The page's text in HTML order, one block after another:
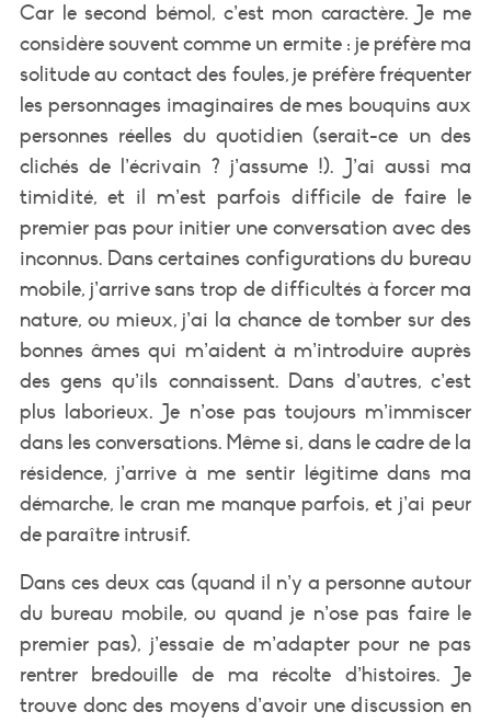
Car le second bémol, c’est mon caractère. Je me
considère souvent comme un ermite : je préfère ma
solitude au contact des foules, je préfère fréquenter
les personnages imaginaires de mes bouquins aux
personnes réelles du quotidien (serait-ce un des
clichés de l’écrivain ? j’assume !). J’ai aussi ma
timidité, et il m’est parfois difficile de faire le
premier pas pour initier une conversation avec des
inconnus. Dans certaines configurations du bureau
mobile, j’arrive sans trop de difficultés à forcer ma
nature, ou mieux, j’ai la chance de tomber sur des
bonnes âmes qui m’aident à m’introduire auprès
des gens qu’ils connaissent. Dans d’autres, c’est
plus laborieux. Je n’ose pas toujours m’immiscer
dans les conversations. Même si, dans le cadre de la
résidence, j’arrive à me sentir légitime dans ma
démarche, le cran me manque parfois, et j’ai peur
de paraître intrusif.
Dans ces deux cas (quand il n’y a personne autour
du bureau mobile, ou quand je n’ose pas faire le
premier pas), j’essaie de m’adapter pour ne pas
rentrer bredouille de ma récolte d’histoires. Je
trouve donc des moyens d’avoir une discussion en